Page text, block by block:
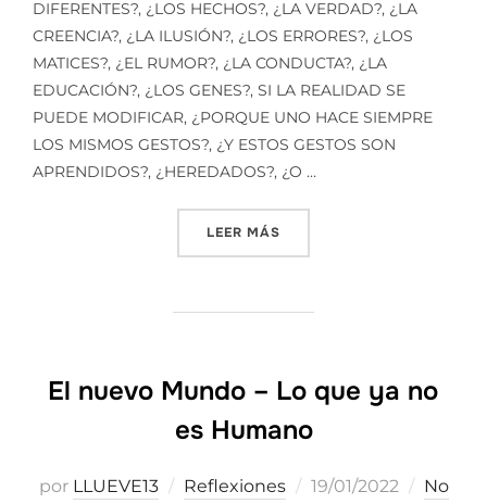
DIFERENTES?, ¿LOS HECHOS?, ¿LA VERDAD?, ¿LA
CREENCIA?, ¿LA ILUSIÓN?, ¿LOS ERRORES?, ¿LOS
MATICES?, ¿EL RUMOR?, ¿LA CONDUCTA?, ¿LA
EDUCACIÓN?, ¿LOS GENES?, SI LA REALIDAD SE
PUEDE MODIFICAR, ¿PORQUE UNO HACE SIEMPRE
LOS MISMOS GESTOS?, ¿Y ESTOS GESTOS SON
APRENDIDOS?, ¿HEREDADOS?, ¿O …
LEER MÁS
El nuevo Mundo – Lo que ya no
es Humano
por LLUEVE13 Reflexiones
Publicado
19/01/2022
No